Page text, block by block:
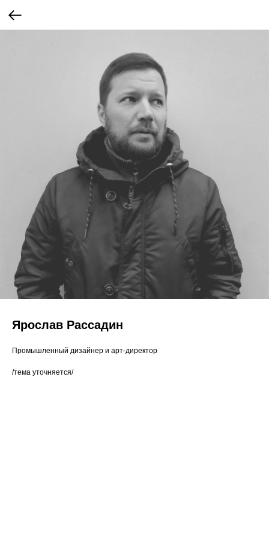
Ярослав Рассадин
Промышленный дизайнер и арт-директор
/тема уточняется/